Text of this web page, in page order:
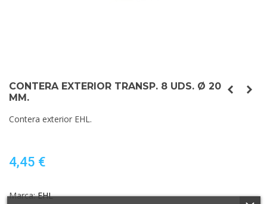
CONTERA EXTERIOR TRANSP. 8 UDS. Ø 20
MM.
Contera exterior EHL.
4,45 €
Marca: EHL